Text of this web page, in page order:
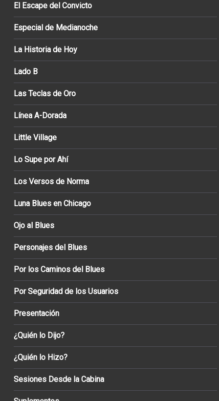
El Escape del Convicto
Especial de Medianoche
La Historia de Hoy
Lado B
Las Teclas de Oro
Línea A-Dorada
Little Village
Lo Supe por Ahí
Los Versos de Norma
Luna Blues en Chicago
Ojo al Blues
Personajes del Blues
Por los Caminos del Blues
Por Seguridad de los Usuarios
Presentación
¿Quién lo Dijo?
¿Quién lo Hizo?
Sesiones Desde la Cabina